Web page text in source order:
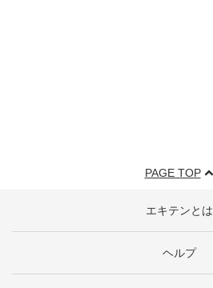
PAGE TOP
エキテンとは
ヘルプ